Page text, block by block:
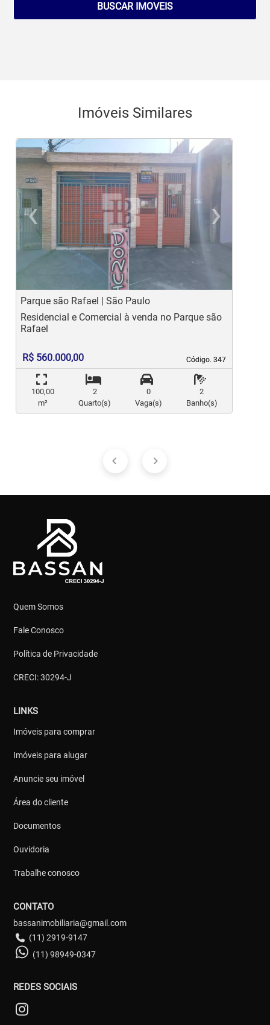
BUSCAR IMOVEIS
Imóveis Similares
‹
Previous
›
Parque são Rafael | São Paulo
Código. 347
Código. 347
Residencial e Comercial à venda no Parque são
Rafael
R$ 560.000,00
100,00
m²
2
Quarto(s)
0
Vaga(s)
2
Banho(s)
Quem Somos
Fale Conosco
Política de Privacidade
CRECI: 30294-J
LINKS
Imóveis para comprar
Imóveis para alugar
Anuncie seu imóvel
Área do cliente
Documentos
Ouvidoria
Trabalhe conosco
CONTATO
bassanimobiliaria@gmail.com
(11) 2919-9147
(11) 98949-0347
REDES SOCIAIS